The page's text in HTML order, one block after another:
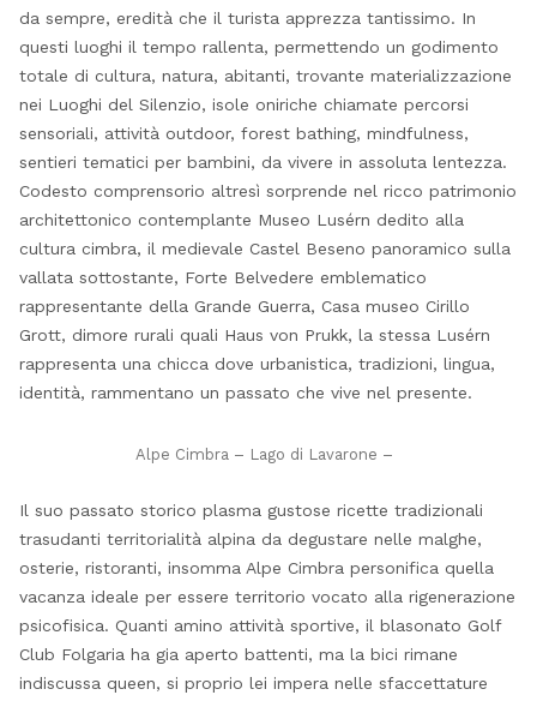
da sempre, eredità che il turista apprezza tantissimo. In
questi luoghi il tempo rallenta, permettendo un godimento
totale di cultura, natura, abitanti, trovante materializzazione
nei Luoghi del Silenzio, isole oniriche chiamate percorsi
sensoriali, attività outdoor, forest bathing, mindfulness,
sentieri tematici per bambini, da vivere in assoluta lentezza.
Codesto comprensorio altresì sorprende nel ricco patrimonio
architettonico contemplante Museo Lusérn dedito alla
cultura cimbra, il medievale Castel Beseno panoramico sulla
vallata sottostante, Forte Belvedere emblematico
rappresentante della Grande Guerra, Casa museo Cirillo
Grott, dimore rurali quali Haus von Prukk, la stessa Lusérn
rappresenta una chicca dove urbanistica, tradizioni, lingua,
identità, rammentano un passato che vive nel presente.
Alpe Cimbra – Lago di Lavarone –
Il suo passato storico plasma gustose ricette tradizionali
trasudanti territorialità alpina da degustare nelle malghe,
osterie, ristoranti, insomma Alpe Cimbra personifica quella
vacanza ideale per essere territorio vocato alla rigenerazione
psicofisica. Quanti amino attività sportive, il blasonato Golf
Club Folgaria ha gia aperto battenti, ma la bici rimane
indiscussa queen, si proprio lei impera nelle sfaccettature